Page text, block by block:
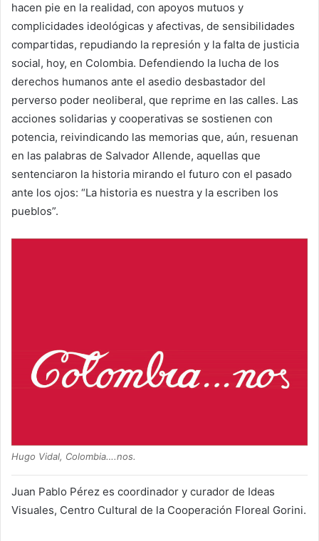
hacen pie en la realidad, con apoyos mutuos y
complicidades ideológicas y afectivas, de sensibilidades
compartidas, repudiando la represión y la falta de justicia
social, hoy, en Colombia. Defendiendo la lucha de los
derechos humanos ante el asedio desbastador del
perverso poder neoliberal, que reprime en las calles. Las
acciones solidarias y cooperativas se sostienen con
potencia, reivindicando las memorias que, aún, resuenan
en las palabras de Salvador Allende, aquellas que
sentenciaron la historia mirando el futuro con el pasado
ante los ojos: “La historia es nuestra y la escriben los
pueblos”.
Hugo Vidal, Colombia….nos.
Juan Pablo Pérez es coordinador y curador de Ideas
Visuales, Centro Cultural de la Cooperación Floreal Gorini.